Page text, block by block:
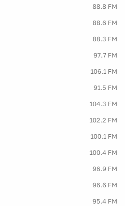
88.8 FM
88.6 FM
88.3 FM
97.7 FM
106.1 FM
91.5 FM
104.3 FM
102.2 FM
100.1 FM
100.4 FM
96.9 FM
96.6 FM
95.4 FM